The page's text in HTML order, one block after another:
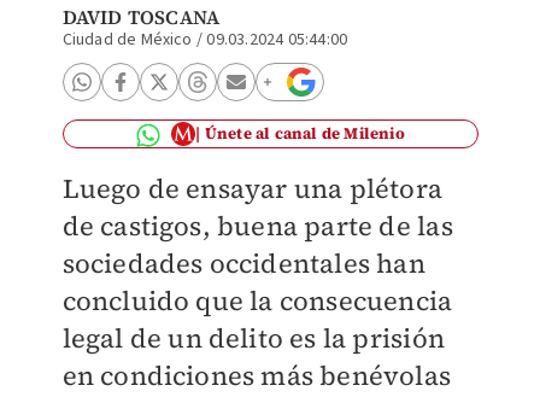
DAVID TOSCANA
Ciudad de México /09.03.2024 05:44:00
Únete al canal de Milenio
Luego de ensayar una plétora
de castigos, buena parte de las
sociedades occidentales han
concluido que la consecuencia
legal de un delito es la prisión
en condiciones más benévolas